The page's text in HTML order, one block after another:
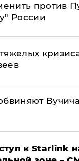
против
России
к Starlink